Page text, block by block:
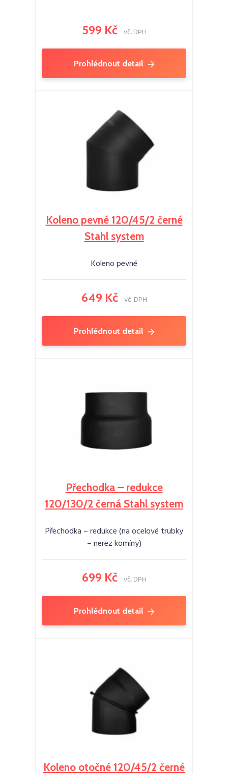
599 Kč vč. DPH
Prohlédnout detail
Koleno pevné 120/45/2 černé
Stahl system
Koleno pevné
649 Kč vč. DPH
Prohlédnout detail
Přechodka – redukce
120/130/2 černá Stahl system
Přechodka – redukce (na ocelové trubky
– nerez komíny)
699 Kč vč. DPH
Prohlédnout detail
Koleno otočné 120/45/2 černé